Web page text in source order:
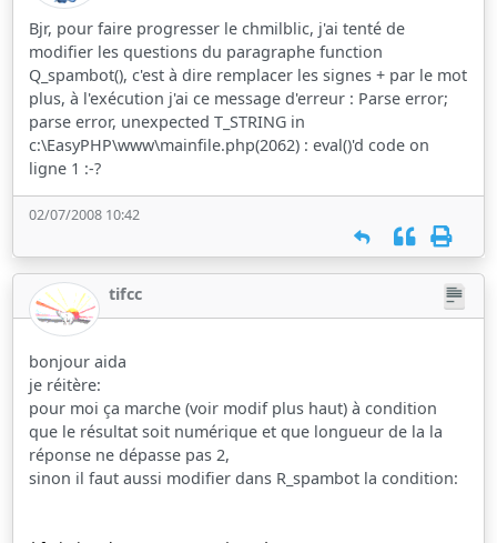
Bjr, pour faire progresser le chmilblic, j'ai tenté de
modifier les questions du paragraphe function
Q_spambot(), c'est à dire remplacer les signes + par le mot
plus, à l'exécution j'ai ce message d'erreur : Parse error;
parse error, unexpected T_STRING in
c:\EasyPHP\www\mainfile.php(2062) : eval()'d code on
ligne 1 :-?
02/07/2008 10:42
tifcc
bonjour aida
je réitère:
pour moi ça marche (voir modif plus haut) à condition
que le résultat soit numérique et que longueur de la la
réponse ne dépasse pas 2,
sinon il faut aussi modifier dans R_spambot la condition: